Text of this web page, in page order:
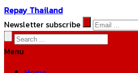
Repay Thailand
Newsletter subscribe
Menu